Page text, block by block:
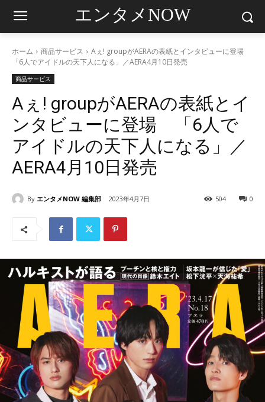
エンタメNOW
ホーム 商品サービス
Aぇ! groupがAERAの表紙とインタビューに登場
「6人でアイドルの天下人になる」／AERA4月10日発売
商品サービス
Aぇ! groupがAERAの表紙とイ
ンタビューに登場 「6人で
アイドルの天下人になる」／
AERA4月10日発売
By エンタメNOW 編集部 2023年4月7日 0
504